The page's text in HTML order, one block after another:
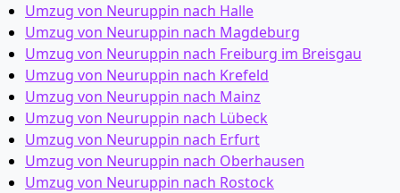
Umzug von Neuruppin nach Halle
Umzug von Neuruppin nach Magdeburg
Umzug von Neuruppin nach Freiburg im Breisgau
Umzug von Neuruppin nach Krefeld
Umzug von Neuruppin nach Mainz
Umzug von Neuruppin nach Lübeck
Umzug von Neuruppin nach Erfurt
Umzug von Neuruppin nach Oberhausen
Umzug von Neuruppin nach Rostock